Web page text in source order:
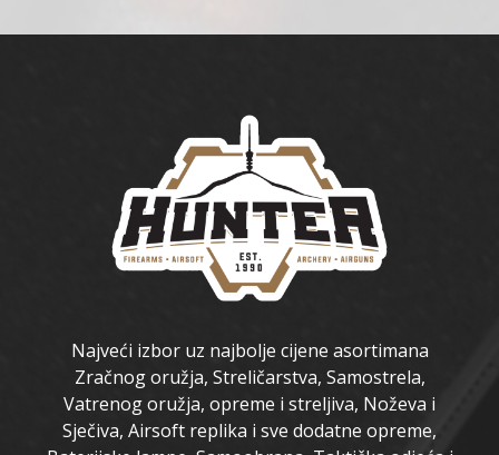
Najveći izbor uz najbolje cijene asortimana
Zračnog oružja, Streličarstva, Samostrela,
Vatrenog oružja, opreme i streljiva, Noževa i
Sječiva, Airsoft replika i sve dodatne opreme,